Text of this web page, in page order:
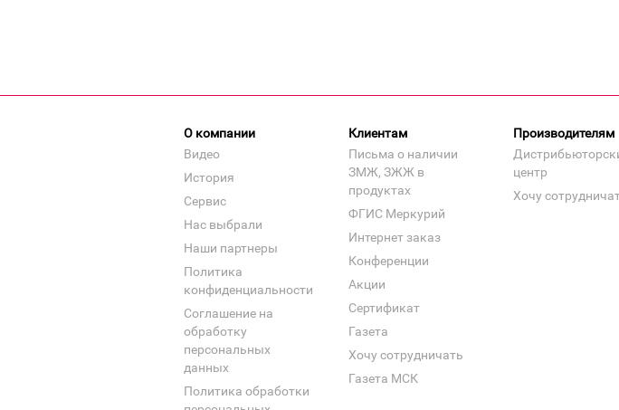
О компании
Видео
История
Сервис
Нас выбрали
Наши партнеры
Политика
конфиденциальности
Соглашение на
обработку
персональных
данных
Политика обработки
Клиентам
Письма о наличии
ЗМЖ, ЗЖЖ в
продуктах
ФГИС Меркурий
Интернет заказ
Конференции
Акции
Сертификат
Газета
Хочу сотрудничать
Газета МСК
Производителям
центр
Хочу